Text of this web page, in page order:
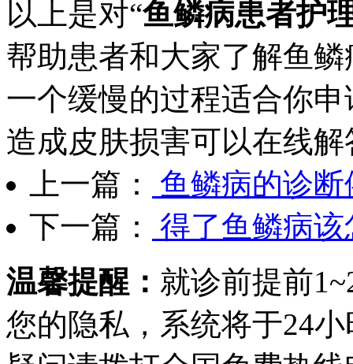
以上是对“鱼鳞病患者护
帮助患者和大家了解鱼
一个缓慢的过程适合你
造成皮肤损害可以在线解
上一篇：
鱼鳞病的诊
下一篇：
得了鱼鳞病
温馨提醒： 就诊前提前
您的隐私，系统将于24